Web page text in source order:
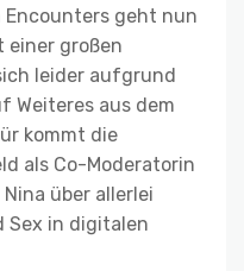
Encounters geht nun
einer großen
leider aufgrund
Weiteres aus dem
kommt die
als Co-Moderatorin
über allerlei
Sex in digitalen